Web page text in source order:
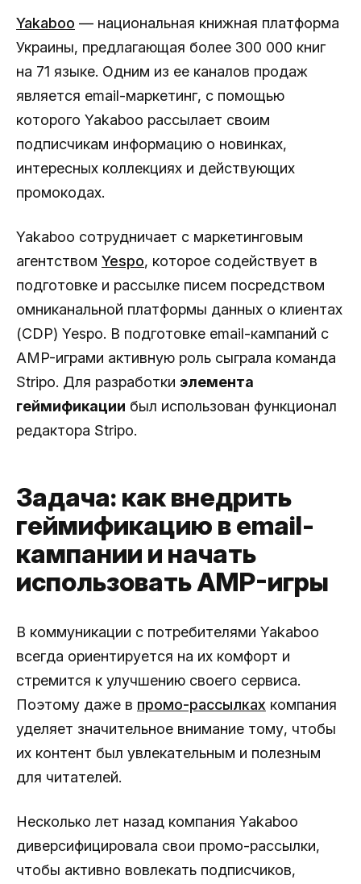
Yakaboo — национальная книжная платформа
Украины, предлагающая более 300 000 книг
на 71 языке. Одним из ее каналов продаж
является email-маркетинг, с помощью
которого Yakaboo рассылает своим
подписчикам информацию о новинках,
интересных коллекциях и действующих
промокодах.
Yakaboo сотрудничает с маркетинговым
агентством Yespo, которое содействует в
подготовке и рассылке писем посредством
омниканальной платформы данных о клиентах
(CDP) Yespo. В подготовке email-кампаний с
AMP-играми активную роль сыграла команда
Stripo. Для разработки элемента
геймификации был использован функционал
редактора Stripo.
Задача: как внедрить
геймификацию в email-
кампании и начать
использовать AMP-игры
В коммуникации с потребителями Yakaboo
всегда ориентируется на их комфорт и
стремится к улучшению своего сервиса.
Поэтому даже в промо-рассылках компания
уделяет значительное внимание тому, чтобы
их контент был увлекательным и полезным
для читателей.
Несколько лет назад компания Yakaboo
диверсифицировала свои промо-рассылки,
чтобы активно вовлекать подписчиков,